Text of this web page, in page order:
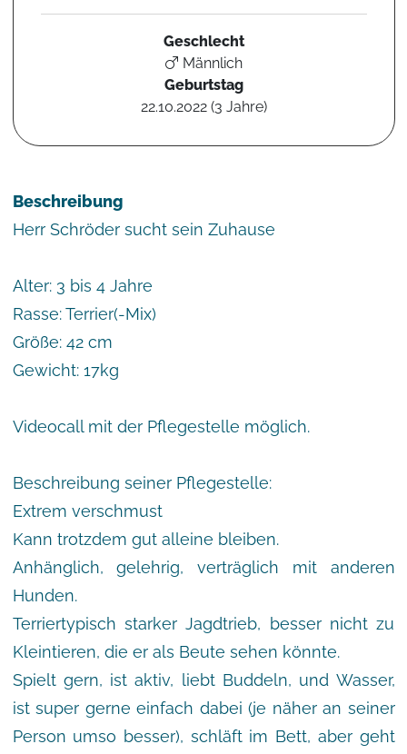
Geschlecht
Männlich
Geburtstag
22.10.2022 (3 Jahre)
Beschreibung
Herr Schröder sucht sein Zuhause
Alter: 3 bis 4 Jahre
Rasse: Terrier(-Mix)
Größe: 42 cm
Gewicht: 17kg
Videocall mit der Pflegestelle möglich.
Beschreibung seiner Pflegestelle:
Extrem verschmust
Kann trotzdem gut alleine bleiben.
Anhänglich, gelehrig, verträglich mit anderen
Hunden.
Terriertypisch starker Jagdtrieb, besser nicht zu
Kleintieren, die er als Beute sehen könnte.
Spielt gern, ist aktiv, liebt Buddeln, und Wasser,
ist super gerne einfach dabei (je näher an seiner
Person umso besser), schläft im Bett, aber geht